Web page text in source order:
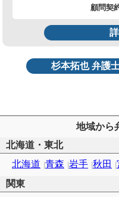
顧問契
杉本拓也 弁護
地域から
北海道・東北
北海道 青森 岩手 秋田
関東